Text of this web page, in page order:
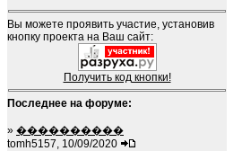
Вы можете проявить участие, установив
кнопку проекта на Ваш сайт:
Получить код кнопки!
Последнее на форуме:
» ����������
tomh5157, 10/09/2020